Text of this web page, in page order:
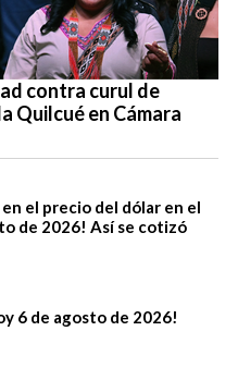
contra curul de
Quilcué en Cámara
el precio del dólar en el
de 2026! Así se cotizó
6 de agosto de 2026!